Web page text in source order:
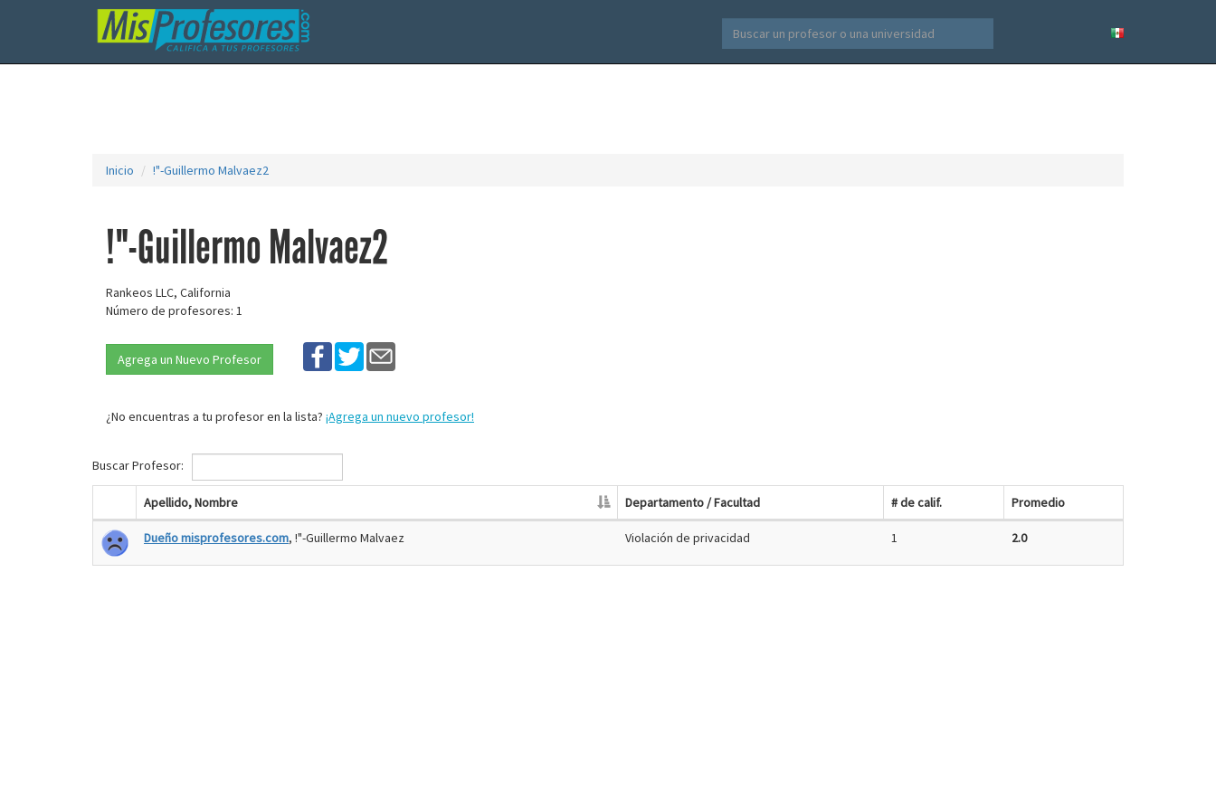
Inicio !"-Guillermo Malvaez2
!"-Guillermo Malvaez2
Rankeos LLC, California
Número de profesores: 1
Agrega un Nuevo Profesor
¿No encuentras a tu profesor en la lista? ¡Agrega un nuevo profesor!
Buscar Profesor:
Apellido, Nombre Departamento / Facultad # de calif. Promedio
Dueño misprofesores.com, !"-Guillermo Malvaez Violación de privacidad 1 2.0